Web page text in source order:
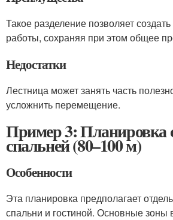
Такое разделение позволяет
работы, сохраняя при этом общее
Недостатки
Лестница может занять часть
усложнить перемещение.
Пример 3: Планировка
спальней (80–100 м)
Особенности
Эта планировка предполагает
спальни и гостиной. Основные зоны